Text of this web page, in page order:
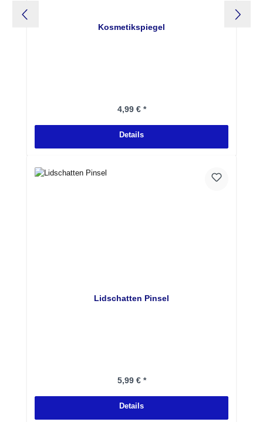
Kosmetikspiegel
Regulärer Preis:
4,99 € *
Details
Lidschatten Pinsel
Regulärer Preis:
5,99 € *
Details